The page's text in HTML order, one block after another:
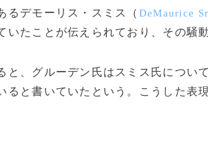
るデモーリス・スミス（ DeMaurice
いたことが伝えられており、その騒
、グルーデン氏はスミス氏につい
ると書いていたという。こうした表